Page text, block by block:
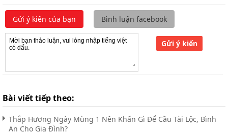
Gửi ý kiến của bạn Bình luận facebook
Gửi ý kiến
Bài viết tiếp theo:
Thắp Hương Ngày Mùng 1 Nên Khấn Gì Để Cầu Tài Lộc, Bình
An Cho Gia Đình?